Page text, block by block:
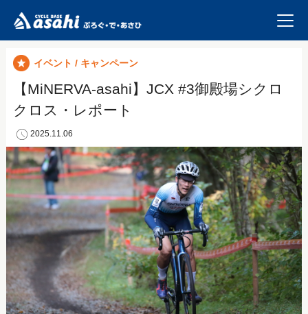
イベント / キャンペーン
【MiNERVA-asahi】JCX #3御殿場シクロ
クロス・レポート
2025.11.06